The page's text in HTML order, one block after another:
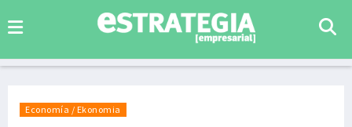
Economía / Ekonomia